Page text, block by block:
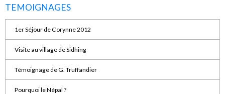
TEMOIGNAGES
1er Séjour de Corynne 2012
Visite au village de Sidhing
Témoignage de G. Truffandier
Pourquoi le Népal ?